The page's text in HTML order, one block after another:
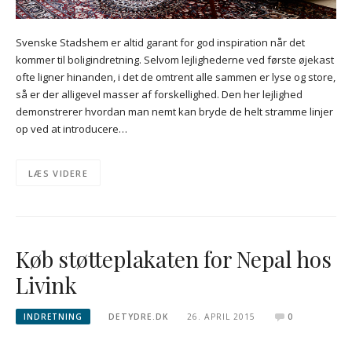
Svenske Stadshem er altid garant for god inspiration når det
kommer til boligindretning. Selvom lejlighederne ved første øjekast
ofte ligner hinanden, i det de omtrent alle sammen er lyse og store,
så er der alligevel masser af forskellighed. Den her lejlighed
demonstrerer hvordan man nemt kan bryde de helt stramme linjer
op ved at introducere…
LÆS VIDERE
Køb støtteplakaten for Nepal hos
Livink
INDRETNING DETYDRE.DK 26. APRIL 2015 0